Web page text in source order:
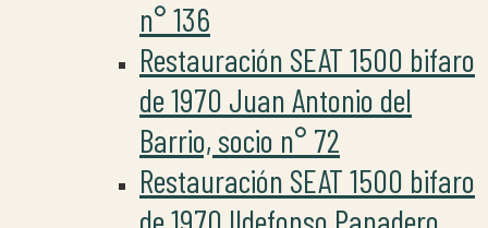
n° 136
Restauración SEAT 1500 bifaro
de 1970 Juan Antonio del
Barrio, socio n° 72
Restauración SEAT 1500 bifaro